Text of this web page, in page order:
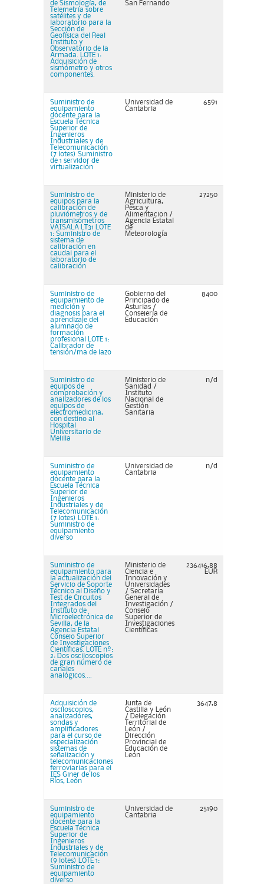
de Sismología, de
Telemetría sobre
satélites y de
laboratorio para la
Sección de
Geofísica del Real
Instituto y
Observatorio de la
Armada. LOTE 1:
Adquisición de
sismómetro y otros
componentes.
San Fernando
Suministro de
equipamiento
docente para la
Escuela Técnica
Superior de
Ingenieros
Industriales y de
Telecomunicación
(7 lotes) Suministro
de 1 servidor de
virtualización
Universidad de
Cantabria
6591
Suministro de
equipos para la
calibración de
pluviómetros y de
transmisómetros
VAISALA LT31 LOTE
1: Suministro de
sistema de
calibración en
caudal para el
laboratorio de
calibración
Ministerio de
Agricultura,
Pesca y
Alimentacion /
Agencia Estatal
de
Meteorología
27250
Suministro de
equipamiento de
medición y
diagnosis para el
aprendizaje del
alumnado de
formación
profesional LOTE 1:
Calibrador de
tensión/ma de lazo
Gobierno del
Principado de
Asturias /
Consejería de
Educación
8400
Suministro de
equipos de
comprobación y
analizadores de los
equipos de
electromedicina,
con destino al
Hospital
Universitario de
Melilla
Ministerio de
Sanidad /
Instituto
Nacional de
Gestión
Sanitaria
n/d
Suministro de
equipamiento
docente para la
Escuela Técnica
Superior de
Ingenieros
Industriales y de
Telecomunicación
(7 lotes) LOTE 1:
Suministro de
equipamiento
diverso
Universidad de
Cantabria
n/d
Suministro de
equipamiento para
la actualización del
Servicio de Soporte
Técnico al Diseño y
Test de Circuitos
Integrados del
Instituto de
Microelectrónica de
Sevilla, de la
Agencia Estatal
Consejo Superior
de Investigaciones
Científicas. LOTE nº:
2: Dos osciloscopios
de gran número de
canales
analógicos....
Ministerio de
Ciencia e
Innovación y
Universidades
/ Secretaría
General de
Investigación​​​​​​​ /
Consejo
Superior de
Investigaciones
Científicas
236416,88
EUR
Adquisición de
osciloscopios,
analizadores,
sondas y
amplificadores
para el curso de
especialización
sistemas de
señalización y
telecomunicaciones
ferroviarias para el
IES Giner de los
Ríos, León
Junta de
Castilla y León
/ Delegación
Territorial de
León /
Dirección
Provincial de
Educación de
León
3647,8
Suministro de
equipamiento
docente para la
Escuela Técnica
Superior de
Ingenieros
Industriales y de
Telecomunicación
(9 lotes) LOTE 1:
Suministro de
equipamiento
diverso
Universidad de
Cantabria
25190